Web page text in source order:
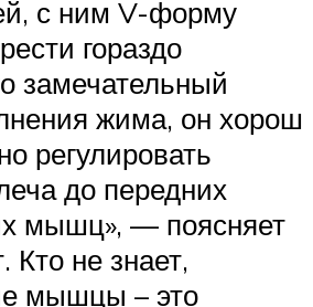
с ним V-форму
гораздо
замечательный
жима, он хорош
регулировать
до передних
мышц», — поясняет
не знает,
мышцы – это